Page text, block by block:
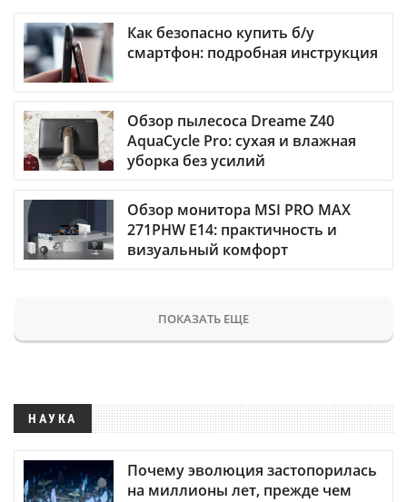
Как безопасно купить б/у
смартфон: подробная инструкция
Обзор пылесоса Dreame Z40
AquaCycle Pro: сухая и влажная
уборка без усилий
Обзор монитора MSI PRO MAX
271PHW E14: практичность и
визуальный комфорт
ПОКАЗАТЬ ЕЩЕ
НАУКА
Почему эволюция застопорилась
на миллионы лет, прежде чем